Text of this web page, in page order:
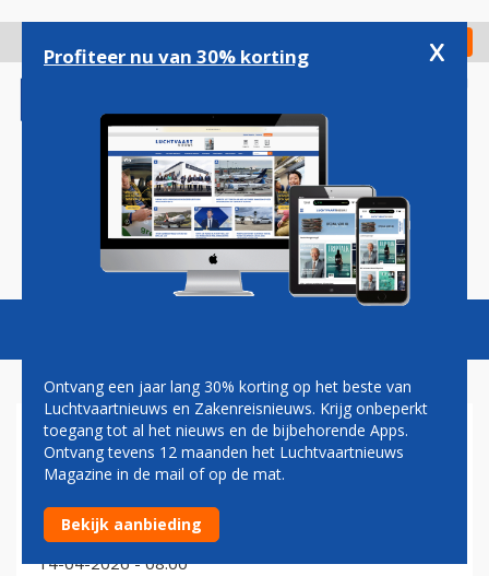
gaan
Check in
Magazine Podcasts Vacatures
NEW YORK
Eerste Airbus A350-1000ULR voor Qantas rolt uit de
fabriek
14-04-2026 - 08:00
Profiteer nu van 30% korting x
Ontvang een jaar lang 30% korting op het beste van
Luchtvaartnieuws en Zakenreisnieuws. Krijg onbeperkt
toegang tot al het nieuws en de bijbehorende Apps.
Ontvang tevens 12 maanden het Luchtvaartnieuws
Magazine in de mail of op de mat.
Bekijk aanbieding